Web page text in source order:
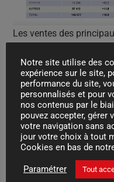
Les ventes des
Quant aux voitures
avril 2024 « que » 17%
s’agit du pourcentage
(16%) et d’un chiffre
mois de l’année 2023
premiers mois de
électriques est de 18%
Notre site utilise des
expérience sur le site,
performance du site,
personnalisés et pour
nos contenus par le
pouvez accepter, gérer
votre navigation sans
jour votre choix à tout
Cookies en bas de
Paramétrer Tout